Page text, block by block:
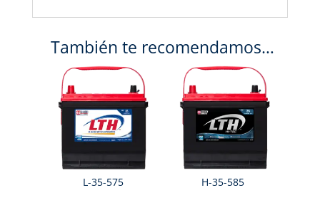
También te recomendamos…
L-35-575 H-35-585